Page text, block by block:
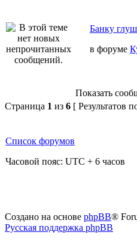
Банку
в форуме
Показать
Страница 1 из 6 [ Результатов
Список форумов
Часовой пояс: UTC + 6 часов
Создано на основе phpBB®
Русская поддержка phpBB